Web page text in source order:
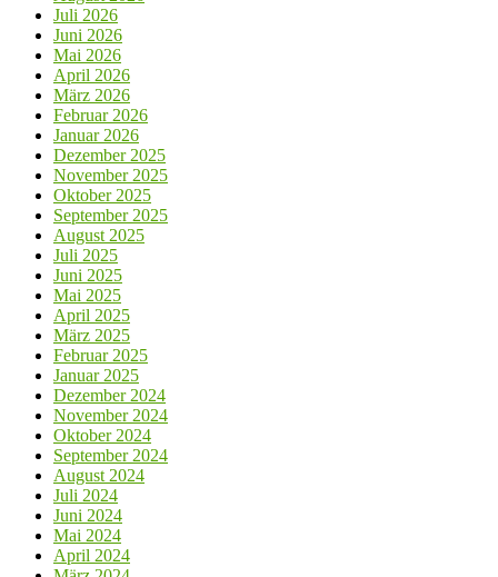
Juli 2026
Juni 2026
Mai 2026
April 2026
März 2026
Februar 2026
Januar 2026
Dezember 2025
November 2025
Oktober 2025
September 2025
August 2025
Juli 2025
Juni 2025
Mai 2025
April 2025
März 2025
Februar 2025
Januar 2025
Dezember 2024
November 2024
Oktober 2024
September 2024
August 2024
Juli 2024
Juni 2024
Mai 2024
April 2024